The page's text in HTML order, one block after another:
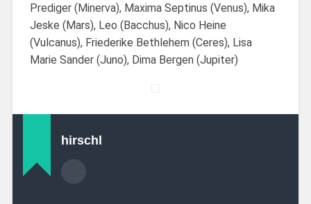
Prediger (Minerva), Maxima Septinus (Venus), Mika
Jeske (Mars), Leo (Bacchus), Nico Heine
(Vulcanus), Friederike Bethlehem (Ceres), Lisa
Marie Sander (Juno), Dima Bergen (Jupiter)
hirschl